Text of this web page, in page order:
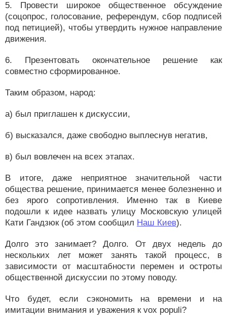
5. Провести широкое общественное обсуждение
(соцопрос, голосование, референдум, сбор подписей
под петицией), чтобы утвердить нужное направление
движения.
6. Презентовать окончательное решение как
совместно сформированное.
Таким образом, народ:
а) был приглашен к дискуссии,
б) высказался, даже свободно выплеснув негатив,
в) был вовлечен на всех этапах.
В итоге, даже неприятное значительной части
общества решение, принимается менее болезненно и
без ярого сопротивления. Именно так в Киеве
подошли к идее назвать улицу Московскую улицей
Кати Гандзюк (об этом сообщил Наш Киев).
Долго это занимает? Долго. От двух недель до
нескольких лет может занять такой процесс, в
зависимости от масштабности перемен и остроты
общественной дискуссии по этому поводу.
Что будет, если сэкономить на времени и на
имитации внимания и уважения к vox populi?